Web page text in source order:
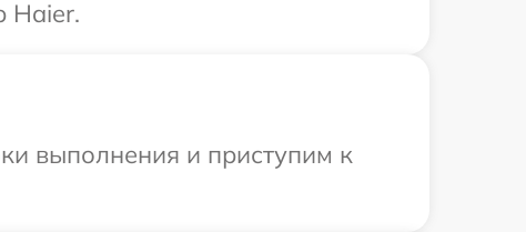
Haier.
выполнения и приступим к